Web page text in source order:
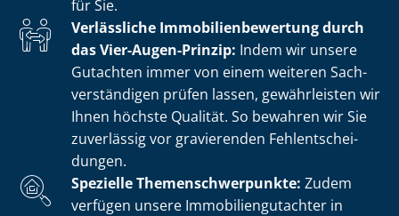
für Sie.
Verlässliche Im­mo­bi­li­en­be­wer­tung durch
das Vier-Augen-Prinzip: Indem wir unsere
Gutachten immer von einem weiteren Sach­
ver­stän­di­gen prüfen lassen, gewährleisten wir
Ihnen höchste Qualität. So bewahren wir Sie
zuverlässig vor gravierenden Fehl­ent­schei­
dun­gen.
Spezielle The­men­schwer­punk­te: Zudem
verfügen unsere Im­mo­bi­li­en­gut­ach­ter in